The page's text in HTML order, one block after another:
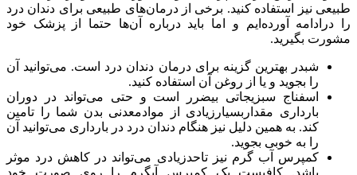
طبیعی نیز استفاده کنید. برخی از درمان‌های طبیعی برای دندان درد
را درادامه آورده‌ایم و اما باید درباره آن‌ها حتما از پزشک خود
مشورت بگیرید.
شبدر بهترین گزینه برای درمان دندان درد است. می‌توانید آن
را بجوید و یا از روغن آن استفاده کنید.
اسفناج سبزیجاتی بیضرر است و حتی می‌تواند در دوران
بارداری مقداربسیارزیادی از موادمعدنی بدن شما را تامین
کند. به همین دلیل نیز هنگام دندان درد در بارداری می‌توانید آن
را به خوبی بجوید.
کمپرس آب گرم نیز تاحدزیادی می‌تواند در کاهش درد موثر
باشد. کافیست یک کمپرس آبگرم را روی صورت خود